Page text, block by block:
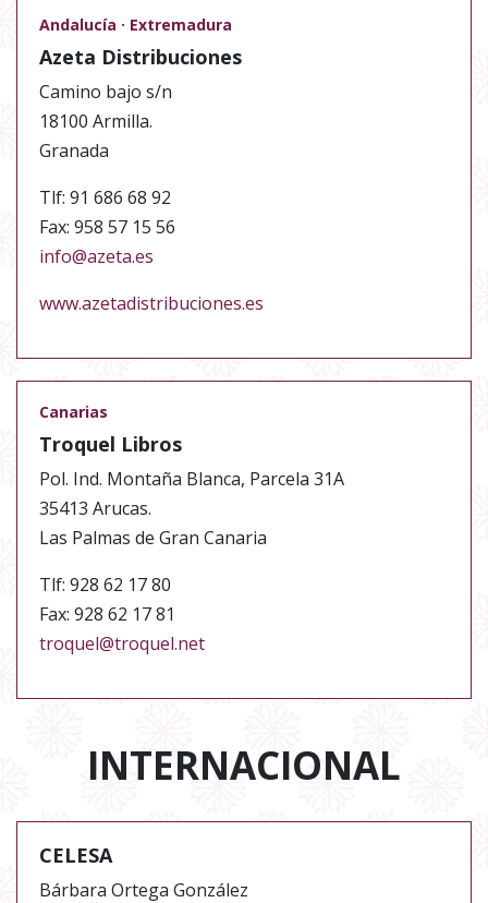
Andalucía · Extremadura
Azeta Distribuciones
Camino bajo s/n
18100 Armilla.
Granada
Tlf: 91 686 68 92
Fax: 958 57 15 56
info@azeta.es
www.azetadistribuciones.es
Canarias
Troquel Libros
Pol. Ind. Montaña Blanca, Parcela 31A
35413 Arucas.
Las Palmas de Gran Canaria
Tlf: 928 62 17 80
Fax: 928 62 17 81
troquel@troquel.net
INTERNACIONAL
CELESA
Bárbara Ortega González